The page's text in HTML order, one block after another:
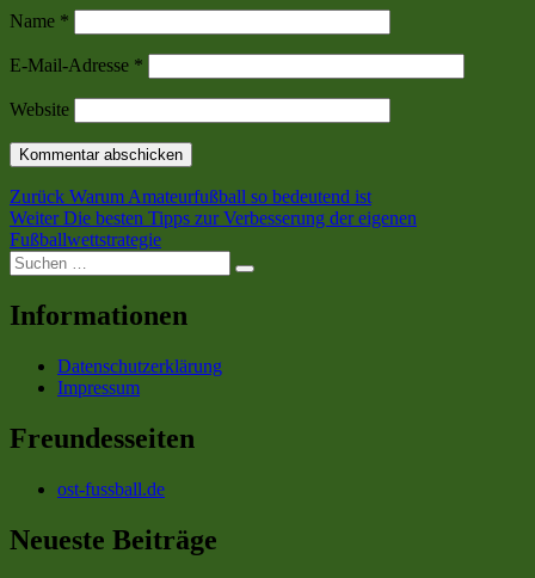
Name *
E-Mail-Adresse *
Website
Beitragsnavigation
Zurück Vorheriger
Beitrag:
Warum Amateurfußball so bedeutend ist
Weiter Nächster
Beitrag:
Die besten Tipps zur Verbesserung der eigenen
Fußballwettstrategie
Suchen
nach:
Suchen
Informationen
Datenschutzerklärung
Impressum
Freundesseiten
ost-fussball.de
Neueste Beiträge